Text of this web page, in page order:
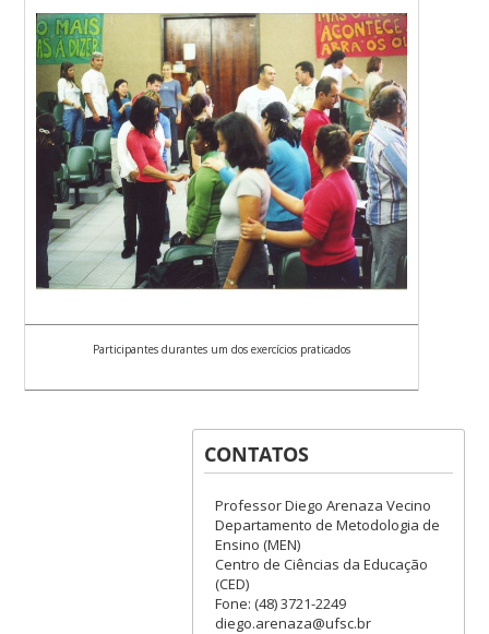
Participantes durantes um dos exercícios praticados
CONTATOS
Professor Diego Arenaza Vecino
Departamento de Metodologia de
Ensino (MEN)
Centro de Ciências da Educação
(CED)
Fone: (48) 3721-2249
diego.arenaza@ufsc.br